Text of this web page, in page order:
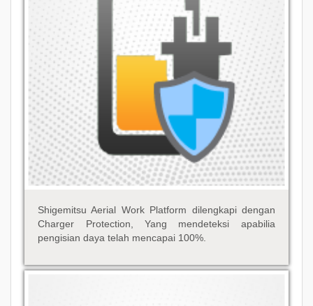
Shigemitsu Aerial Work Platform dilengkapi dengan
Charger Protection, Yang mendeteksi apabilia
pengisian daya telah mencapai 100%.